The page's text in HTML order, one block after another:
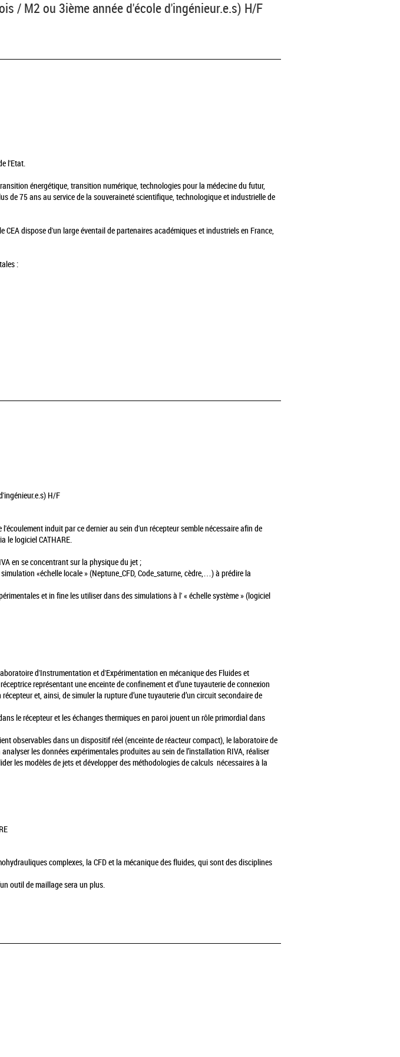
/ M2 ou 3ième année d'école d'ingénieur.e.s) H/F
l'Etat.
énergétique, transition numérique, technologies pour la médecine du futur,
de 75 ans au service de la souveraineté scientifique, technologique et industrielle de
dispose d'un large éventail de partenaires académiques et industriels en France,
:
H/F
induit par ce dernier au sein d'un récepteur semble nécessaire afin de
le logiciel CATHARE.
en se concentrant sur la physique du jet ;
«échelle locale » (Neptune_CFD, Code_saturne, cèdre,…) à prédire la
et in fine les utiliser dans des simulations à l' « échelle système » (logiciel
d'Instrumentation et d'Expérimentation en mécanique des Fluides et
représentant une enceinte de confinement et d’une tuyauterie de connexion
et, ainsi, de simuler la rupture d’une tuyauterie d’un circuit secondaire de
le récepteur et les échanges thermiques en paroi jouent un rôle primordial dans
observables dans un dispositif réel (enceinte de réacteur compact), le laboratoire de
les données expérimentales produites au sein de l’installation RIVA, réaliser
les modèles de jets et développer des méthodologies de calculs nécessaires à la
complexes, la CFD et la mécanique des fluides, qui sont des disciplines
outil de maillage sera un plus.